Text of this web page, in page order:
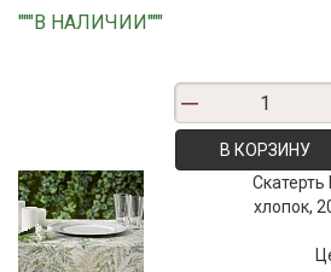
"""В НАЛИЧИИ"""
В КОРЗИНУ
Скатерть
хлопок,